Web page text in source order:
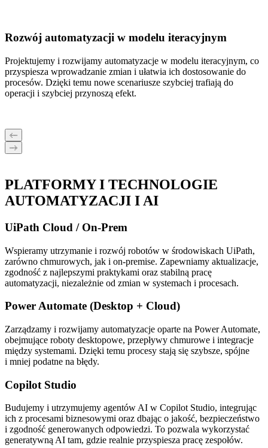
Rozwój automatyzacji w modelu iteracyjnym
Projektujemy i rozwijamy automatyzacje w modelu iteracyjnym, co
przyspiesza wprowadzanie zmian i ułatwia ich dostosowanie do
procesów. Dzięki temu nowe scenariusze szybciej trafiają do
operacji i szybciej przynoszą efekt.
PLATFORMY I TECHNOLOGIE
AUTOMATYZACJI I AI
UiPath Cloud / On‑Prem
Wspieramy utrzymanie i rozwój robotów w środowiskach UiPath,
zarówno chmurowych, jak i on‑premise. Zapewniamy aktualizacje,
zgodność z najlepszymi praktykami oraz stabilną pracę
automatyzacji, niezależnie od zmian w systemach i procesach.
Power Automate (Desktop + Cloud)
Zarządzamy i rozwijamy automatyzacje oparte na Power Automate,
obejmujące roboty desktopowe, przepływy chmurowe i integracje
między systemami. Dzięki temu procesy stają się szybsze, spójne
i mniej podatne na błędy.
Copilot Studio
Budujemy i utrzymujemy agentów AI w Copilot Studio, integrując
ich z procesami biznesowymi oraz dbając o jakość, bezpieczeństwo
i zgodność generowanych odpowiedzi. To pozwala wykorzystać
generatywną AI tam, gdzie realnie przyspiesza pracę zespołów.